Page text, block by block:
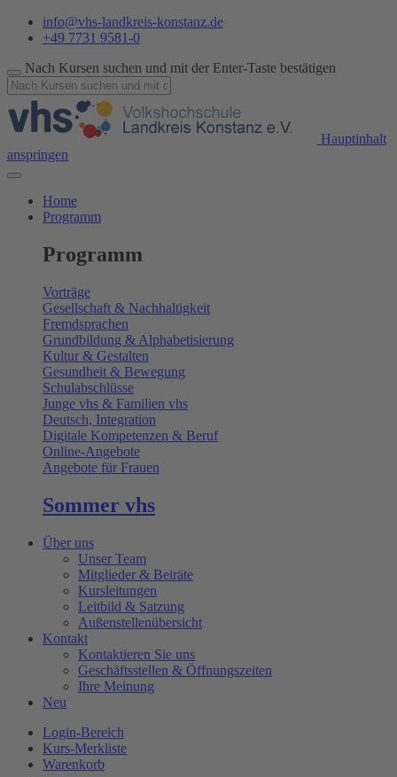
info@vhs-landkreis-konstanz.de
+49 7731 9581-0
Nach Kursen suchen und mit der Enter-Taste bestätigen
Hauptinhalt
anspringen
Home
Programm
Programm
Vorträge
Gesellschaft & Nachhaltigkeit
Fremdsprachen
Grundbildung & Alphabetisierung
Kultur & Gestalten
Gesundheit & Bewegung
Schulabschlüsse
Junge vhs & Familien vhs
Deutsch, Integration
Digitale Kompetenzen & Beruf
Online-Angebote
Angebote für Frauen
Sommer vhs
Über uns
Unser Team
Mitglieder & Beiräte
Kursleitungen
Leitbild & Satzung
Außenstellenübersicht
Kontakt
Kontaktieren Sie uns
Geschäftsstellen & Öffnungszeiten
Ihre Meinung
Neu
Login-Bereich
Kurs-Merkliste
Warenkorb